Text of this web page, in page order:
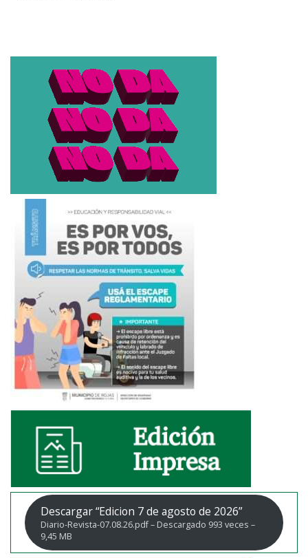
Descargar “Edicion 7 de agosto de 2026”
Diario-Revista-07.08.26.pdf – Descargado 993 veces –
9,45 MB